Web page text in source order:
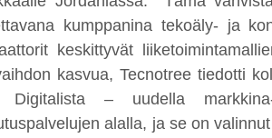
kumppanina tekoäly- ja
keskittyvät
kasvua, Tecnotree tiedotti
Digitalista – uudella
alalla, ja se on